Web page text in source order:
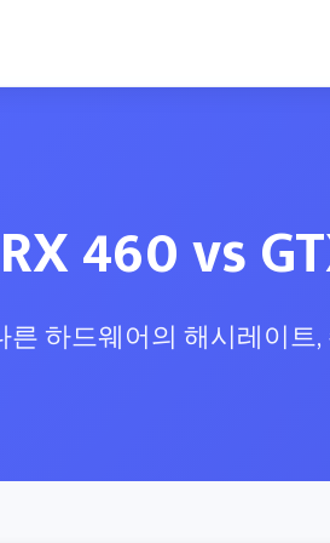
RX 460 vs
른 하드웨어의 해시레이트